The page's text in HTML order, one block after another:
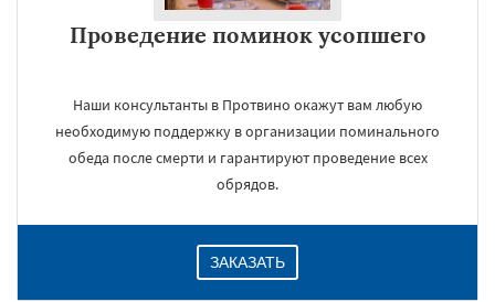
Проведение поминок усопшего
Наши консультанты в Протвино окажут вам любую
необходимую поддержку в организации поминального
обеда после смерти и гарантируют проведение всех
обрядов.
ЗАКАЗАТЬ